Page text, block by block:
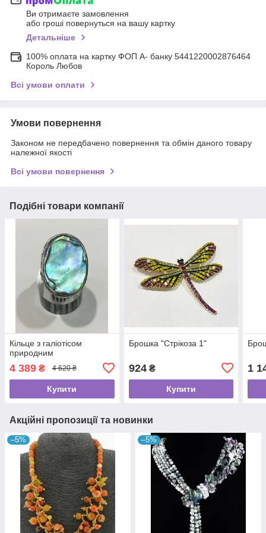
Ви отримаєте замовлення
або гроші повернуться на вашу картку
Детальніше
100% оплата на картку ФОП А- банку 5441220002876464
Король Любов
Всі умови оплати
Умови повернення
Законом не передбачено повернення та обмін даного товару
належної якості
Всі умови повернення
Подібні товари компанії
Кільце з галіотісом
природним
4 389 ₴ 4 620 ₴
Купити
Брошка "Стрікоза 1"
924₴
Купити
1
Акційні пропозиції та новинки
–5% –5%